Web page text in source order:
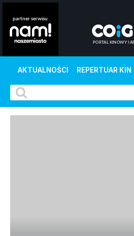
AKTUALNOŚCI REPERTUAR KIN